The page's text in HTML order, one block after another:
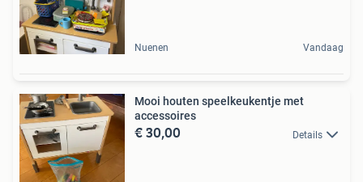
Nuenen Vandaag
Mooi houten speelkeukentje met
accessoires
€ 30,00 Details